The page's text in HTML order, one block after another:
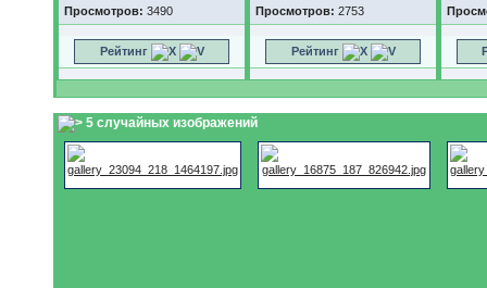
Просмотров: 3490
Рейтинг
Просмотров: 2753
Рейтинг
5 случайных изображений